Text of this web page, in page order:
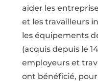
aider les
et les travailleurs
les équipements
(acquis depuis le
employeurs et
ont bénéficié,